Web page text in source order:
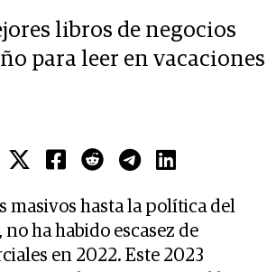
libros de negocios
para leer en vacaciones
masivos hasta la política del
ha habido escasez de
en 2022. Este 2023